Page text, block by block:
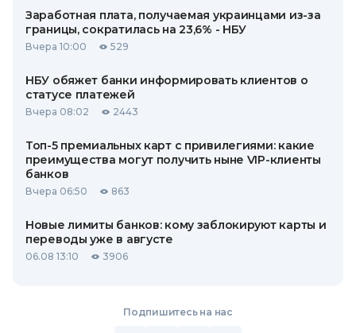
Заработная плата, получаемая украинцами из-за
границы, сократилась на 23,6% - НБУ
Вчера 10:00 529
НБУ обяжет банки информировать клиентов о
статусе платежей
Вчера 08:02 2443
Топ-5 премиальных карт с привилегиями: какие
преимущества могут получить ныне VIP-клиенты
банков
Вчера 06:50 863
Новые лимиты банков: кому заблокируют карты и
переводы уже в августе
06.08 13:10 3906
Подпишитесь на нас